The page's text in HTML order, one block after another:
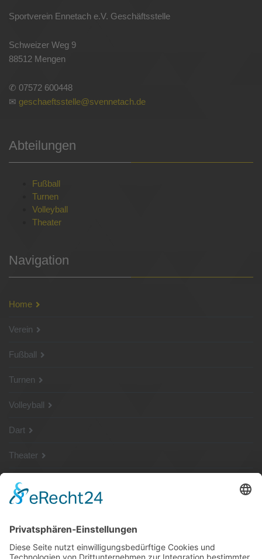
Sportverein Ennetach e.V. Geschäftsstelle
Schweizer Weg 9
88512 Mengen
✆ 07572 600448
✉ geschaeftsstelle@svennetach.de
Abteilungen
Fußball
Turnen
Volleyball
Theater
Navigation
Home
Verein
Fußball
Turnen
Volleyball
Dart
Theater
SG Shop
Sponsoren
Kontakt